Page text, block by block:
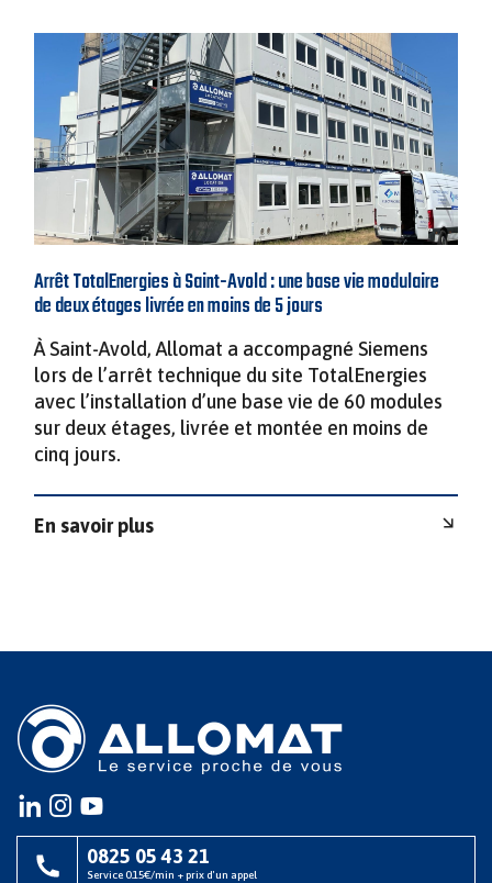
Arrêt TotalEnergies à Saint-Avold : une base vie modulaire
de deux étages livrée en moins de 5 jours
À Saint-Avold, Allomat a accompagné Siemens
lors de l’arrêt technique du site TotalEnergies
avec l’installation d’une base vie de 60 modules
sur deux étages, livrée et montée en moins de
cinq jours.
En savoir plus
Instagram
instagram
youtube
0825 05 43 21
Service 0.15€/min + prix d'un appel